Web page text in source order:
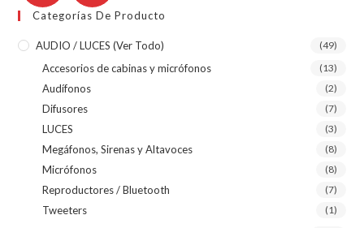
Categorías De Producto
AUDIO / LUCES (ver Todo) (49)
Accesorios de cabinas y micrófonos (13)
Audífonos (2)
Difusores (7)
LUCES (3)
Megáfonos, Sirenas y Altavoces (8)
Micrófonos (8)
Reproductores / Bluetooth (7)
Tweeters (1)